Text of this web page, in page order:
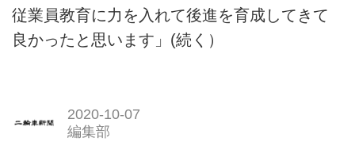
従業員教育に力を入れて後進を育成してきて
良かったと思います」(続く）
2020-10-07
編集部